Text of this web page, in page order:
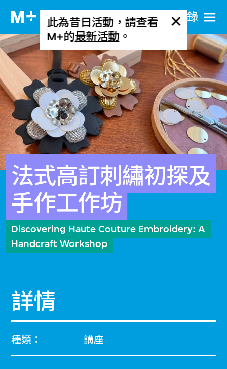
目​錄
此為昔日活動，請查看
M+的最新活動 。
法式高訂刺繡初探及
手作工作坊
Discovering Haute Couture Embroidery: A
Handcraft Workshop
詳情
種類： 講座